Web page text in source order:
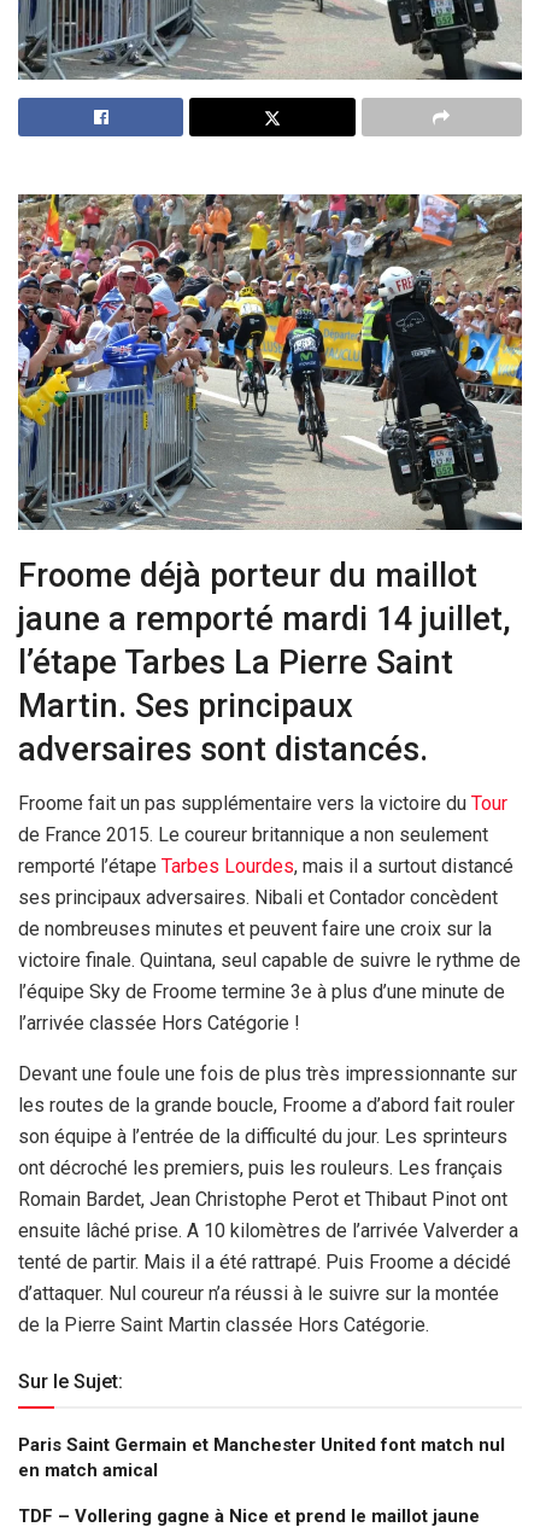
Froome déjà porteur du maillot
jaune a remporté mardi 14 juillet,
l’étape Tarbes La Pierre Saint
Martin. Ses principaux
adversaires sont distancés.
Froome fait un pas supplémentaire vers la victoire du Tour
de France 2015. Le coureur britannique a non seulement
remporté l’étape Tarbes Lourdes, mais il a surtout distancé
ses principaux adversaires. Nibali et Contador concèdent
de nombreuses minutes et peuvent faire une croix sur la
victoire finale. Quintana, seul capable de suivre le rythme de
l’équipe Sky de Froome termine 3e à plus d’une minute de
l’arrivée classée Hors Catégorie !
Devant une foule une fois de plus très impressionnante sur
les routes de la grande boucle, Froome a d’abord fait rouler
son équipe à l’entrée de la difficulté du jour. Les sprinteurs
ont décroché les premiers, puis les rouleurs. Les français
Romain Bardet, Jean Christophe Perot et Thibaut Pinot ont
ensuite lâché prise. A 10 kilomètres de l’arrivée Valverder a
tenté de partir. Mais il a été rattrapé. Puis Froome a décidé
d’attaquer. Nul coureur n’a réussi à le suivre sur la montée
de la Pierre Saint Martin classée Hors Catégorie.
Sur le Sujet:
Paris Saint Germain et Manchester United font match nul
en match amical
TDF – Vollering gagne à Nice et prend le maillot jaune